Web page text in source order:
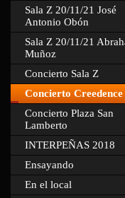
Sala Z 20/11/21 José
Antonio Obón
Sala Z 20/11/21
Muñoz
Concierto Sala Z
Concierto Creedence
Concierto Plaza San
Lamberto
INTERPEÑAS 2018
Ensayando
En el local